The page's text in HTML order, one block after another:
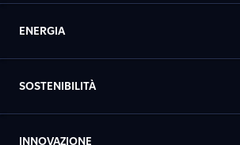
ENERGIA
SOSTENIBILITÀ
INNOVAZIONE